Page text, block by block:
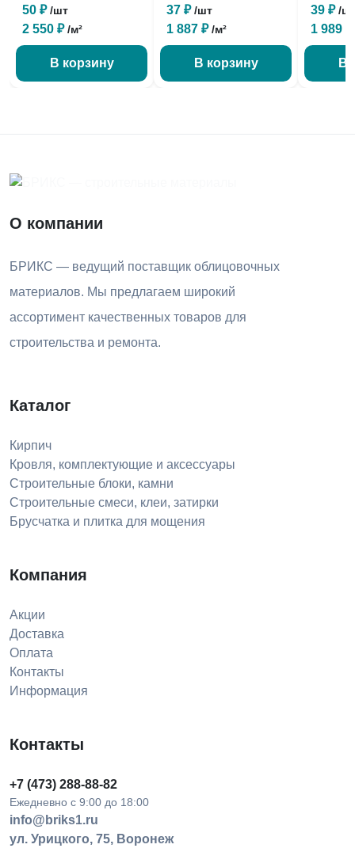
1 НФ
50 ₽/шт
2 550 ₽/м²
В корзину
37 ₽/шт
1 887 ₽/м²
В корзину
39 ₽/
1 989 ₽
В
О компании
БРИКС — ведущий поставщик облицовочных
материалов. Мы предлагаем широкий
ассортимент качественных товаров для
строительства и ремонта.
Каталог
Кирпич
Кровля, комплектующие и аксессуары
Строительные блоки, камни
Строительные смеси, клеи, затирки
Брусчатка и плитка для мощения
Компания
Акции
Доставка
Оплата
Контакты
Информация
Контакты
+7 (473) 288-88-82
Ежедневно с 9:00 до 18:00
info@briks1.ru
ул. Урицкого, 75, Воронеж